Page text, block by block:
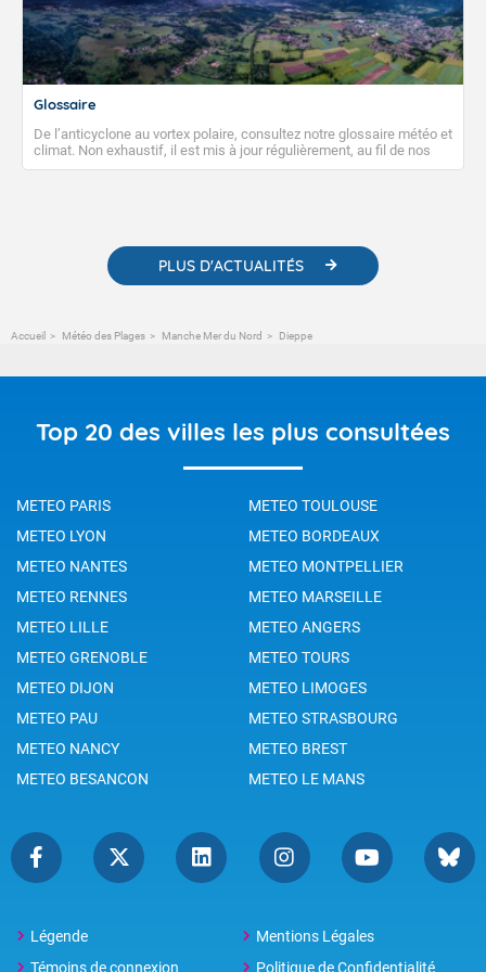
Glossaire
De l’anticyclone au vortex polaire, consultez notre glossaire météo et
climat. Non exhaustif, il est mis à jour régulièrement, au fil de nos
publications. Vous y trouverez également des liens utiles vers nos
PLUS D'ACTUALITÉS
Accueil Météo des Plages Manche Mer du Nord Dieppe
Top 20 des villes les plus consultées
METEO PARIS
METEO TOULOUSE
METEO LYON
METEO BORDEAUX
METEO NANTES
METEO MONTPELLIER
METEO RENNES
METEO MARSEILLE
METEO LILLE
METEO ANGERS
METEO GRENOBLE
METEO TOURS
METEO DIJON
METEO LIMOGES
METEO PAU
METEO STRASBOURG
METEO NANCY
METEO BREST
METEO BESANCON
METEO LE MANS
Légende
Mentions Légales
Témoins de connexion
Politique de Confidentialité